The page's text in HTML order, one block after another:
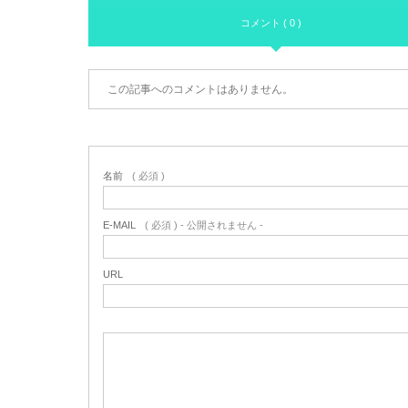
コメント ( 0 )
この記事へのコメントはありません。
名前 ( 必須 )
E-MAIL ( 必須 ) - 公開されません -
URL